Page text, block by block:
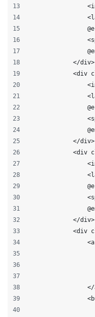
            </div>
<div
            </div>
<div
            </div>
<div